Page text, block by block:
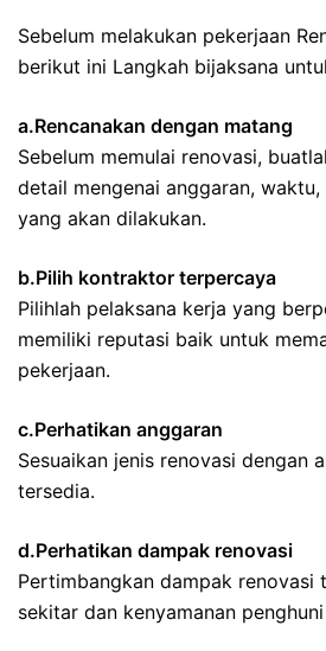
Sebelum melakukan pekerjaan
berikut ini Langkah bijaksana
a.Rencanakan dengan matang
Sebelum memulai renovasi,
detail mengenai anggaran,
yang akan dilakukan.
b.Pilih kontraktor terpercaya
Pilihlah pelaksana kerja yang
memiliki reputasi baik untuk
pekerjaan.
c.Perhatikan anggaran
Sesuaikan jenis renovasi dengan
tersedia.
d.Perhatikan dampak renovasi
Pertimbangkan dampak renovasi
sekitar dan kenyamanan